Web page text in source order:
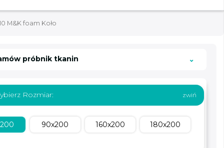
M&K foam Koło
próbnik tkanin
Rozmiar:
90x200 160x200 180x200